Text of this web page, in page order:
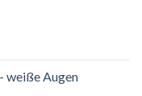
weiße Augen